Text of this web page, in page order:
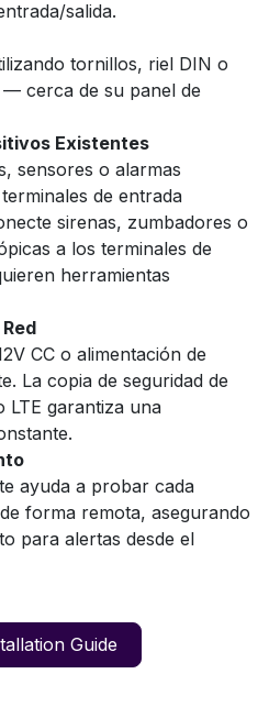
salida.
tornillos, riel DIN o
cerca de su panel de
Existentes
sensores o alarmas
de entrada
sirenas, zumbadores o
a los terminales de
herramientas
CC o alimentación de
La copia de seguridad de
LTE garantiza una
ayuda a probar cada
forma remota, asegurando
para alertas desde el
Guide